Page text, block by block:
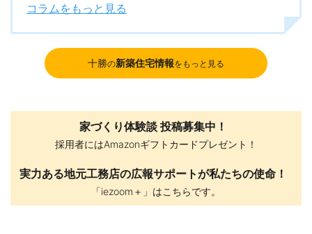
コラムをもっと見る
十勝の新築住宅情報をもっと見る
家づくり体験談 投稿募集中！
採用者にはAmazonギフトカードプレゼント！
実力ある地元工務店の広報サポートが私たちの使命！
「iezoom＋」はこちらです。